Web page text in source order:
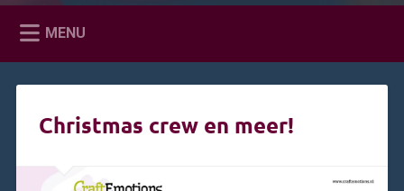
MENU
Christmas crew en meer!